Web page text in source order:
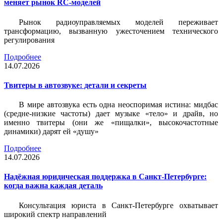
меняет рынок RC-моделей
Рынок радиоуправляемых моделей переживает
трансформацию, вызванную ужесточением технического
регулирования
Подробнее
14.07.2026
Твитеры в автозвуке: детали и секреты
В мире автозвука есть одна неоспоримая истина: мидбас
(средне-низкие частоты) дает музыке «тело» и драйв, но
именно твитеры (они же «пищалки», высокочастотные
динамики) дарят ей «душу»
Подробнее
14.07.2026
Надёжная юридическая поддержка в Санкт-Петербурге:
когда важна каждая деталь
Консультация юриста в Санкт-Петербурге охватывает
широкий спектр направлений